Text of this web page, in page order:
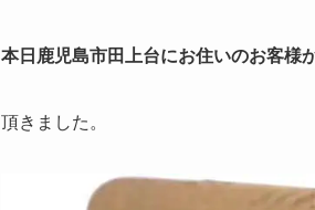
本日鹿児島市田上台にお住いのお客様
頂きました。